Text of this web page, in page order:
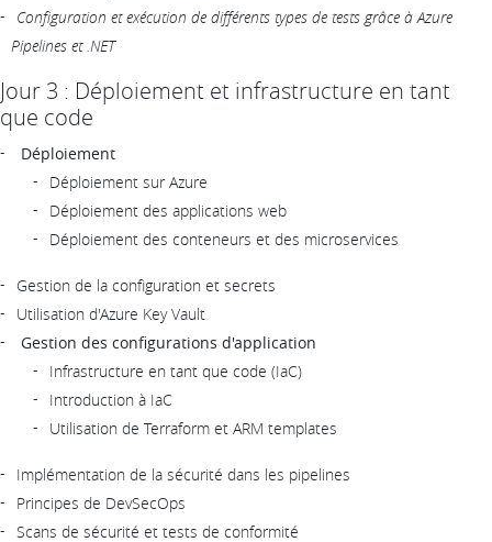
Configuration et exécution de différents types de tests grâce à Azure
Pipelines et .NET
Jour 3 : Déploiement et infrastructure en tant
que code
Déploiement
Déploiement sur Azure
Déploiement des applications web
Déploiement des conteneurs et des microservices
Gestion de la configuration et secrets
Utilisation d'Azure Key Vault
Gestion des configurations d'application
Infrastructure en tant que code (IaC)
Introduction à IaC
Utilisation de Terraform et ARM templates
Implémentation de la sécurité dans les pipelines
Principes de DevSecOps
Scans de sécurité et tests de conformité